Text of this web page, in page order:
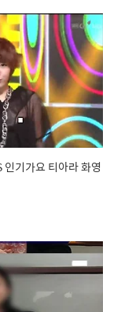
기가요 티아라 화영